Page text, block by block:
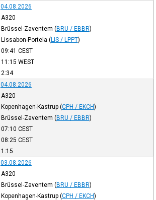
04.08.2026
A320
Brüssel-Zaventem (BRU / EBBR)
Lissabon-Portela (LIS / LPPT)
09:41 CEST
11:15 WEST
2:34
04.08.2026
A320
Kopenhagen-Kastrup (CPH / EKCH)
Brüssel-Zaventem (BRU / EBBR)
07:10 CEST
08:25 CEST
1:15
03.08.2026
A320
Brüssel-Zaventem (BRU / EBBR)
Kopenhagen-Kastrup (CPH / EKCH)